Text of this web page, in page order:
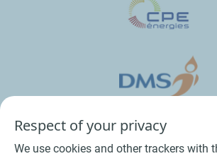
Respect of your privacy
We use cookies and other trackers with